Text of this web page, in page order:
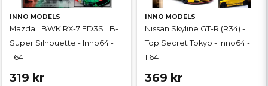
INNO MODELS
Mazda LBWK RX-7 FD3S LB-
Super Silhouette - Inno64 -
1:64
319 kr
INNO MODELS
Nissan Skyline GT-R (R34) -
Top Secret Tokyo - Inno64 -
1:64
369 kr